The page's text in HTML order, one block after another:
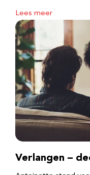
Lees meer
Verlangen –